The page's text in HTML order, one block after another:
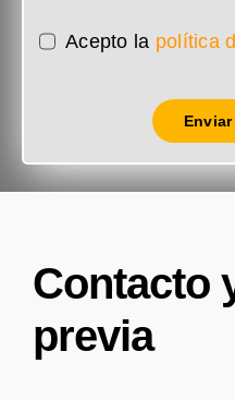
Acepto la política
Contacto
previa